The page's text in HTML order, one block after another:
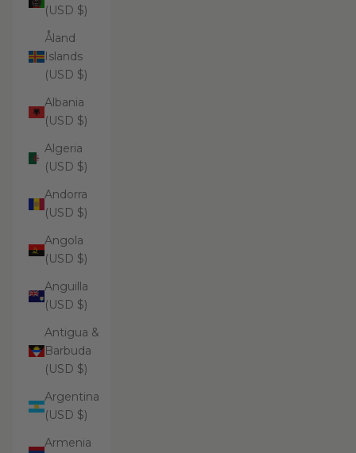
(USD $)
Åland
Islands
(USD $)
Albania
(USD $)
Algeria
(USD $)
Andorra
(USD $)
Angola
(USD $)
Anguilla
(USD $)
Antigua &
Barbuda
(USD $)
Argentina
(USD $)
Armenia